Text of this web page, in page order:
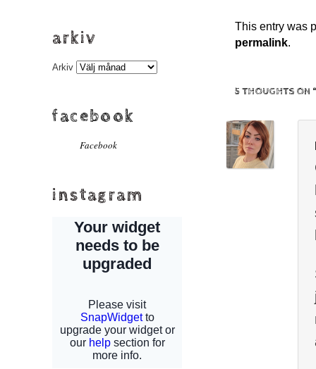
This entry was
permalink.
5 THOUGHTS ON
arkiv
Arkiv
facebook
Facebook
instagram